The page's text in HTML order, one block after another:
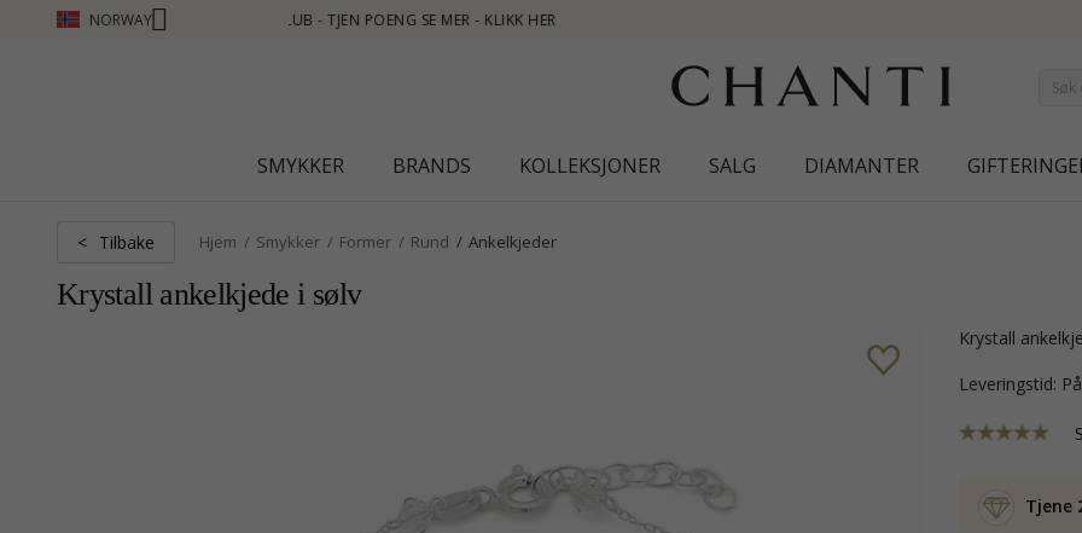
NORWAY
KLIKK HER
SMYKKER BRANDS KOLLEKSJONER SALG DIAMANTER
< Tilbake Hjem Smykker Former Rund Ankelkjeder
Krystall ankelkjede i sølv
krystall
Leveringstid:
Tjene